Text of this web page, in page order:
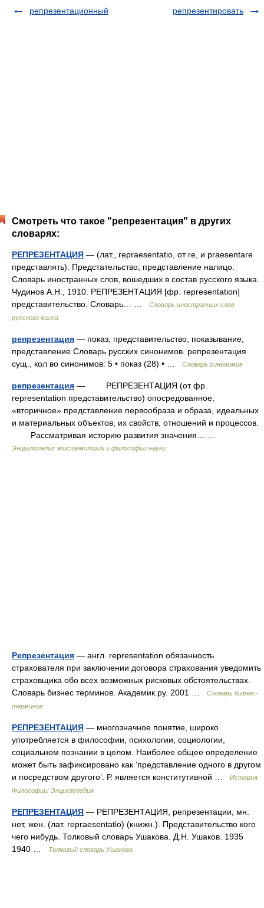
репрезентационный репрезентировать
Смотреть что такое "репрезентация" в других
словарях:
РЕПРЕЗЕНТАЦИЯ — (лат., repraesentatio, от re, и praesentare
представлять). Предстательство; представление налицо.
Словарь иностранных слов, вошедших в состав русского языка.
Чудинов А.Н., 1910. РЕПРЕЗЕНТАЦИЯ [фр. representation]
представительство. Словарь… …
Словарь иностранных слов
русского языка
репрезентация — показ, представительство, показывание,
представление Словарь русских синонимов. репрезентация
сущ., кол во синонимов: 5 • показ (28) • …
Словарь синонимов
репрезентация — РЕПРЕЗЕНТАЦИЯ (от фр.
representation представительство) опосредованное,
«вторичное» представление первообраза и образа, идеальных
и материальных объектов, их свойств, отношений и процессов.
Рассматривая историю развития значения… …
Энциклопедия эпистемологии и философии науки
Репрезентация — англ. representation обязанность
страхователя при заключении договора страхования уведомить
страховщика обо всех возможных рисковых обстоятельствах.
Словарь бизнес терминов. Академик.ру. 2001 …
Словарь бизнес-
терминов
РЕПРЕЗЕНТАЦИЯ — многозначное понятие, широко
употребляется в философии, психологии, социологии,
социальном познании в целом. Наиболее общее определение
может быть зафиксировано как ‘представление одного в другом
и посредством другого’. Р. является конститутивной …
История
Философии: Энциклопедия
РЕПРЕЗЕНТАЦИЯ — РЕПРЕЗЕНТАЦИЯ, репрезентации, мн.
нет, жен. (лат. repraesentatio) (книжн.). Представительство кого
чего нибудь. Толковый словарь Ушакова. Д.Н. Ушаков. 1935
1940 …
Толковый словарь Ушакова